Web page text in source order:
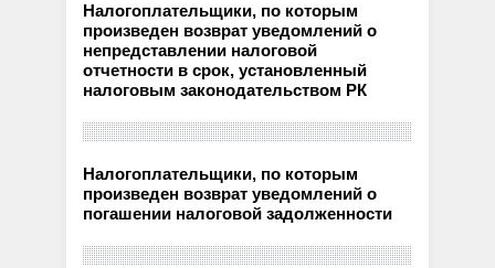
Налогоплательщики, по которым
произведен возврат уведомлений о
непредставлении налоговой
отчетности в срок, установленный
налоговым законодательством РК
Налогоплательщики, по которым
произведен возврат уведомлений о
погашении налоговой задолженности